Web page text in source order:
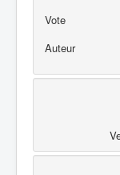
Vote
Auteur